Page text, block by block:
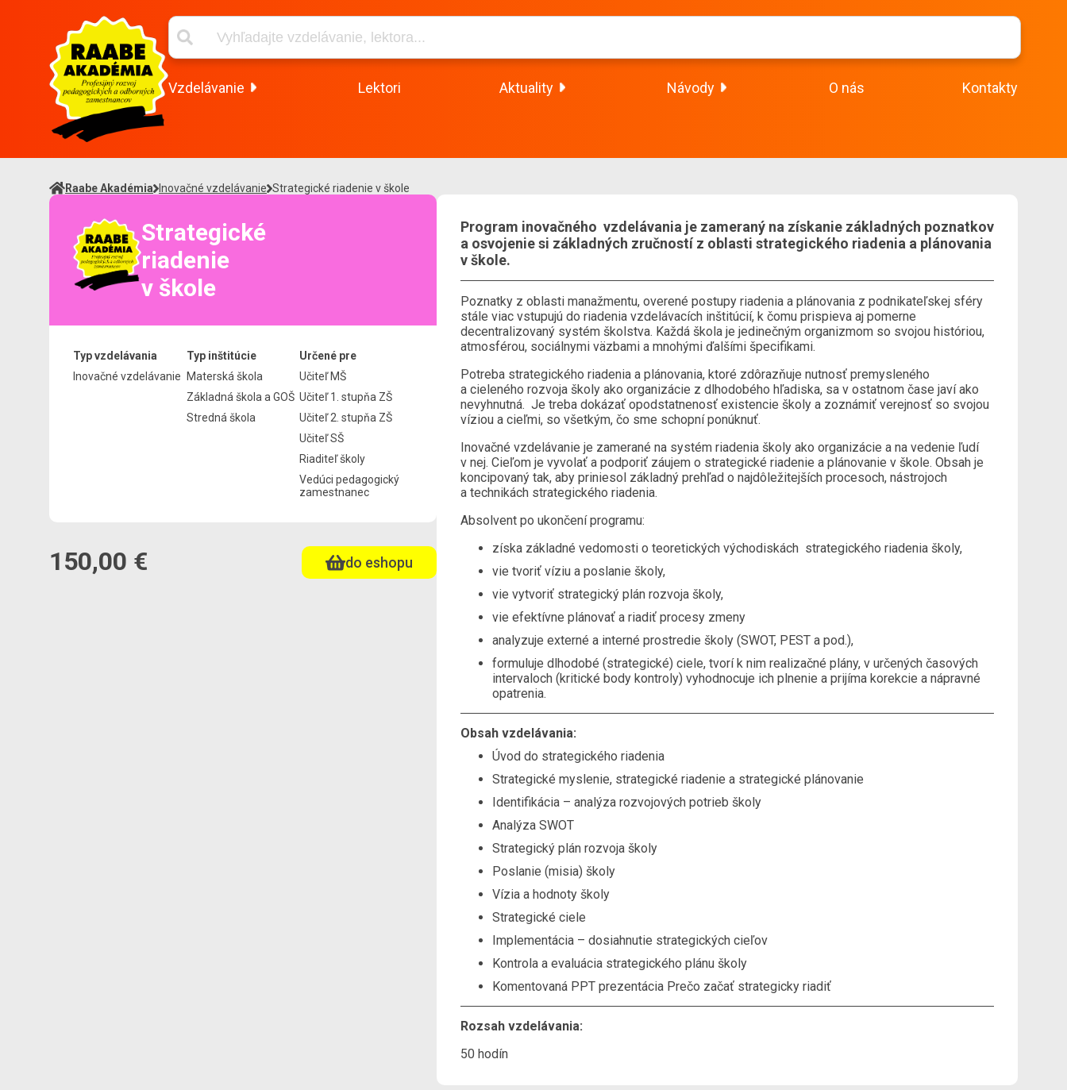
Vzdelávanie Lektori Aktuality Návody O nás Kontakty
Raabe Akadémia Inovačné vzdelávanie Strategické riadenie v škole
Strategické
riadenie
v škole
Typ vzdelávania
Inovačné vzdelávanie
Typ inštitúcie
Materská škola
Základná škola a GOŠ
Stredná škola
Určené pre
Učiteľ MŠ
Učiteľ 1. stupňa ZŠ
Učiteľ 2. stupňa ZŠ
Učiteľ SŠ
Riaditeľ školy
Vedúci pedagogický
zamestnanec
150,00 € do eshopu
Program inovačného vzdelávania je zameraný na získanie základných poznatkov
a osvojenie si základných zručností z oblasti strategického riadenia a plánovania
v škole.
Poznatky z oblasti manažmentu, overené postupy riadenia a plánovania z podnikateľskej sféry
stále viac vstupujú do riadenia vzdelávacích inštitúcií, k čomu prispieva aj pomerne
decentralizovaný systém školstva. Každá škola je jedinečným organizmom so svojou históriou,
atmosférou, sociálnymi väzbami a mnohými ďalšími špecifikami.
Potreba strategického riadenia a plánovania, ktoré zdôrazňuje nutnosť premysleného
a cieleného rozvoja školy ako organizácie z dlhodobého hľadiska, sa v ostatnom čase javí ako
nevyhnutná. Je treba dokázať opodstatnenosť existencie školy a zoznámiť verejnosť so svojou
víziou a cieľmi, so všetkým, čo sme schopní ponúknuť.
Inovačné vzdelávanie je zamerané na systém riadenia školy ako organizácie a na vedenie ľudí
v nej. Cieľom je vyvolať a podporiť záujem o strategické riadenie a plánovanie v škole. Obsah je
koncipovaný tak, aby priniesol základný prehľad o najdôležitejších procesoch, nástrojoch
a technikách strategického riadenia.
Absolvent po ukončení programu:
získa základné vedomosti o teoretických východiskách strategického riadenia školy,
vie tvoriť víziu a poslanie školy,
vie vytvoriť strategický plán rozvoja školy,
vie efektívne plánovať a riadiť procesy zmeny
analyzuje externé a interné prostredie školy (SWOT, PEST a pod.),
formuluje dlhodobé (strategické) ciele, tvorí k nim realizačné plány, v určených časových
intervaloch (kritické body kontroly) vyhodnocuje ich plnenie a prijíma korekcie a nápravné
opatrenia.
Obsah vzdelávania:
Úvod do strategického riadenia
Strategické myslenie, strategické riadenie a strategické plánovanie
Identifikácia – analýza rozvojových potrieb školy
Analýza SWOT
Strategický plán rozvoja školy
Poslanie (misia) školy
Vízia a hodnoty školy
Strategické ciele
Implementácia – dosiahnutie strategických cieľov
Kontrola a evaluácia strategického plánu školy
Komentovaná PPT prezentácia Prečo začať strategicky riadiť
Rozsah vzdelávania:
50 hodín